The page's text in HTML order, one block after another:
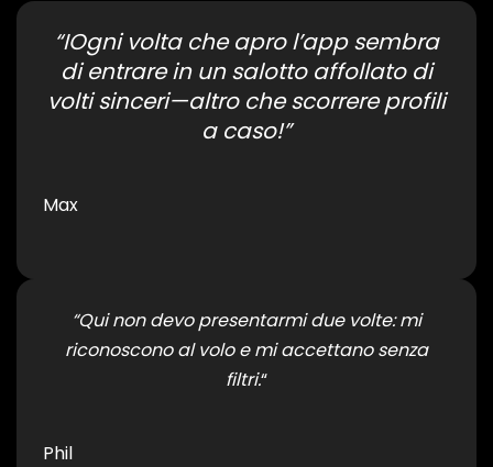
“IOgni volta che apro l’app sembra
di entrare in un salotto affollato di
volti sinceri—altro che scorrere profili
a caso!”
Max
“Qui non devo presentarmi due volte: mi
riconoscono al volo e mi accettano senza
filtri.“
Phil